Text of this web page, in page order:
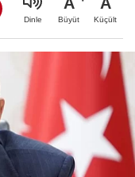
Dinle Büyüt Küçült